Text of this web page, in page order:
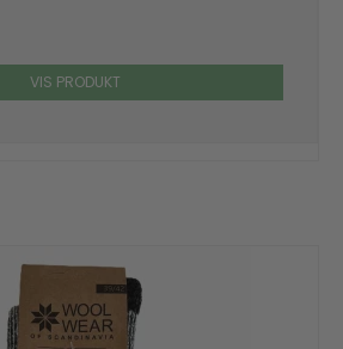
VIS PRODUKT